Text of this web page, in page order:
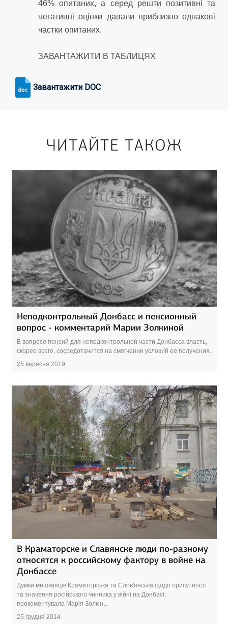
46% опитаних, а серед решти позитивні та
негативні оцінки давали приблизно однакові
частки опитаних.
ЗАВАНТАЖИТИ В ТАБЛИЦЯХ
Завантажити DOC
ЧИТАЙТЕ ТАКОЖ
Неподконтрольный Донбасс и пенсионный
вопрос - комментарий Марии Золкиной
В вопросе пенсий для неподконтрольной части Донбасса власть,
скорее всего, сосредотачится на смягчении условий ее получения.
25 вересня 2019
В Краматорске и Славянске люди по-разному
относятся к российскому фактору в войне на
Донбассе
Думки мешканців Краматорська та Слов'янська щодо присутності
та значення російського чинника у війні на Донбасі,
прокоментувала Марія Золкін...
25 грудня 2014